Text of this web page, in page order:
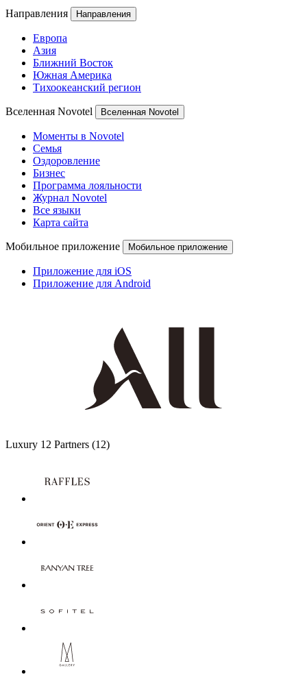
Направления Направления
Европа
Азия
Ближний Восток
Южная Америка
Тихоокеанский регион
Вселенная Novotel Вселенная Novotel
Моменты в Novotel
Семья
Оздоровление
Бизнес
Программа лояльности
Журнал Novotel
Все языки
Карта сайта
Мобильное приложение Мобильное приложение
Приложение для iOS
Приложение для Android
Luxury 12 Partners (12)